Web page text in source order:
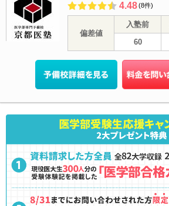
4.48(8件)
偏差値
入塾前
60